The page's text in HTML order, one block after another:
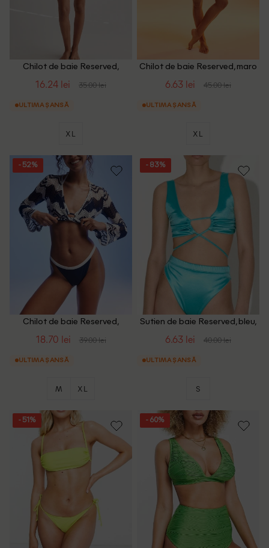
Chilot de baie Reserved,
16.24 lei 35.00 lei
ULTIMA ȘANSĂ
XL
Chilot de baie Reserved, maro
6.63 lei 45.00 lei
ULTIMA ȘANSĂ
XL
- 52%
Chilot de baie Reserved,
18.70 lei 39.00 lei
ULTIMA ȘANSĂ
M XL
- 83%
Sutien de baie Reserved, bleu,
6.63 lei 40.00 lei
ULTIMA ȘANSĂ
S
- 51% - 60%